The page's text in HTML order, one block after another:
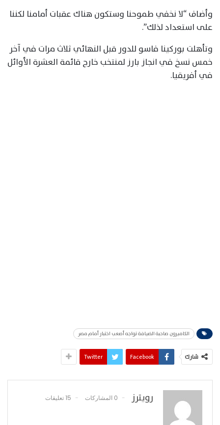
وأضاف “لا نخفي طموحنا وستكون هناك عقبات أمامنا لكننا
على استعداد لذلك”.
وتأهلت بوركينا فاسو للدور قبل النهائي ثلاث مرات في آخر
خمس نسخ في انجاز بارز لمنتخب خارج قائمة العشرة الأوائل
في أفريقيا.
الكاميرون صاحبة الضيافة تواجه أصعب اختبار أمام مصر
شارك Facebook
Twitter
رويترز 0 المشاركات 15 تعليقات